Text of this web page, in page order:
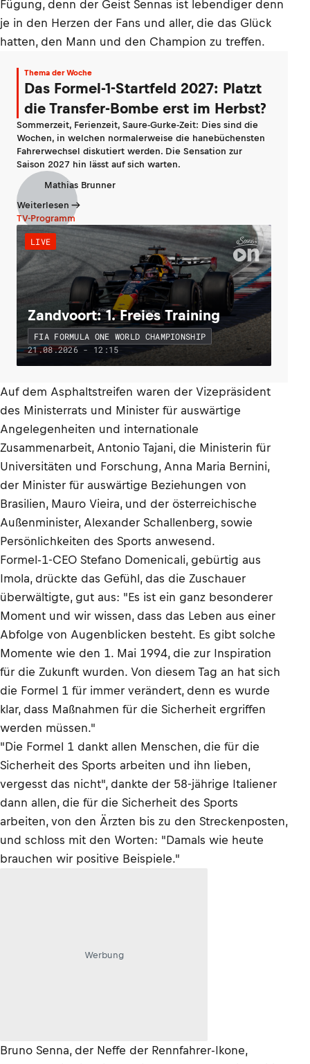
Fügung, denn der Geist Sennas ist lebendiger denn
je in den Herzen der Fans und aller, die das Glück
hatten, den Mann und den Champion zu treffen.
Thema der Woche
Das Formel-1-Startfeld 2027: Platzt
die Transfer-Bombe erst im Herbst?
Sommerzeit, Ferienzeit, Saure-Gurke-Zeit: Dies sind die
Wochen, in welchen normalerweise die hanebüchensten
Fahrerwechsel diskutiert werden. Die Sensation zur
Saison 2027 hin lässt auf sich warten.
Mathias Brunner
Weiterlesen
TV-Programm
LIVE
Zandvoort: 1. Freies Training
FIA FORMULA ONE WORLD CHAMPIONSHIP
21.08.2026 - 12:15
Auf dem Asphaltstreifen waren der Vizepräsident
des Ministerrats und Minister für auswärtige
Angelegenheiten und internationale
Zusammenarbeit, Antonio Tajani, die Ministerin für
Universitäten und Forschung, Anna Maria Bernini,
der Minister für auswärtige Beziehungen von
Brasilien, Mauro Vieira, und der österreichische
Außenminister, Alexander Schallenberg, sowie
Persönlichkeiten des Sports anwesend.
Formel-1-CEO Stefano Domenicali, gebürtig aus
Imola, drückte das Gefühl, das die Zuschauer
überwältigte, gut aus: "Es ist ein ganz besonderer
Moment und wir wissen, dass das Leben aus einer
Abfolge von Augenblicken besteht. Es gibt solche
Momente wie den 1. Mai 1994, die zur Inspiration
für die Zukunft wurden. Von diesem Tag an hat sich
die Formel 1 für immer verändert, denn es wurde
klar, dass Maßnahmen für die Sicherheit ergriffen
werden müssen."
"Die Formel 1 dankt allen Menschen, die für die
Sicherheit des Sports arbeiten und ihn lieben,
vergesst das nicht", dankte der 58-jährige Italiener
dann allen, die für die Sicherheit des Sports
arbeiten, von den Ärzten bis zu den Streckenposten,
und schloss mit den Worten: "Damals wie heute
brauchen wir positive Beispiele."
Werbung
Bruno Senna, der Neffe der Rennfahrer-Ikone,